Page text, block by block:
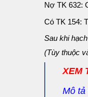
Nợ TK 632:
Có TK 154:
Sau khi
(Tùy thuộc
XEM
Mô tả